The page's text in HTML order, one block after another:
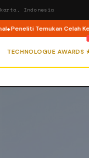
Indonesia
Temukan Celah
TECHNOLOGUE AWARDS